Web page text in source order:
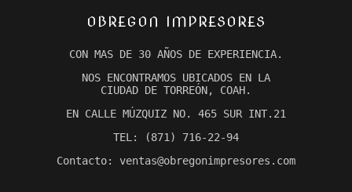
OBREGON IMPRESORES
CON MAS DE 30 AÑOS DE EXPERIENCIA.
NOS ENCONTRAMOS UBICADOS EN LA
CIUDAD DE TORREÓN, COAH.
EN CALLE MÚZQUIZ NO. 465 SUR INT.21
TEL: (871) 716-22-94
Contacto: ventas@obregonimpresores.com